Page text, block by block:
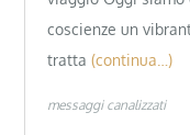
coscienze un
tratta (continua…)
messaggi canalizzati